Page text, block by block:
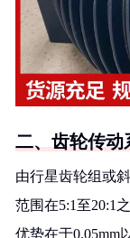
二、齿轮传动
由行星齿轮组或
范围在5:1至20:1
优势在于0.05mm